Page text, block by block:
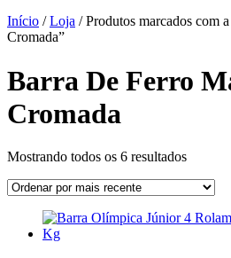
Início /Loja / Produtos marcados com
Cromada”
Barra De Ferro
Cromada
Mostrando todos os 6 resultados
mais